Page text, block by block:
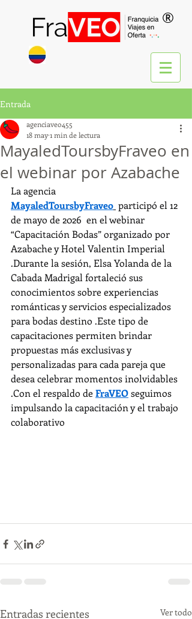
®
Entrada
MayaledToursbyFraveo en
el webinar por Azabache
agenciaveo455
18 may1 min de lectura
La agencia
MayaledToursbyFraveo participó el 12
de mayo de 2026  en el webinar
“Capacitación Bodas” organizado por
Azabache y Hotel Valentin Imperial
.Durante la sesión, Elsa Yolanda de la
Cabada Madrigal fortaleció sus
conocimientos sobre experiencias
románticas y servicios especializados
para bodas destino .Este tipo de
capacitaciones permiten brindar
propuestas más exclusivas y
personalizadas para cada pareja que
desea celebrar momentos inolvidables
.Con el respaldo de FraVEO seguimos
impulsando la capacitación y el trabajo
colaborativo
Entradas recientes Ver todo